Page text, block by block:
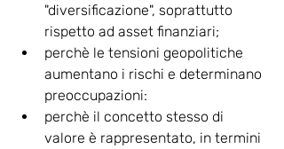
"diversificazione", soprattutto
rispetto ad asset finanziari;
perchè le tensioni geopolitiche
aumentano i rischi e determinano
preoccupazioni:
perchè il concetto stesso di
valore è rappresentato, in termini